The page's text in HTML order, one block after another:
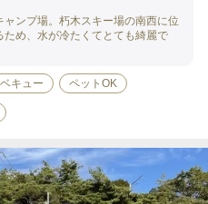
ンプ場。朽木スキー場の南西に位
め、水が冷たくてとても綺麗で
キュー ペットOK